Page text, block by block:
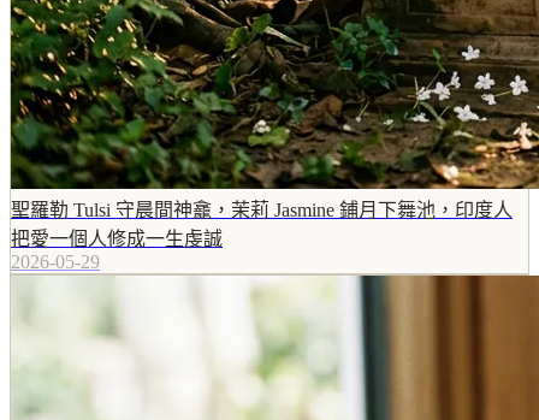
聖羅勒 Tulsi 守晨間神龕，茉莉 Jasmine 鋪月下舞池，印度人
把愛一個人修成一生虔誠
2026-05-29